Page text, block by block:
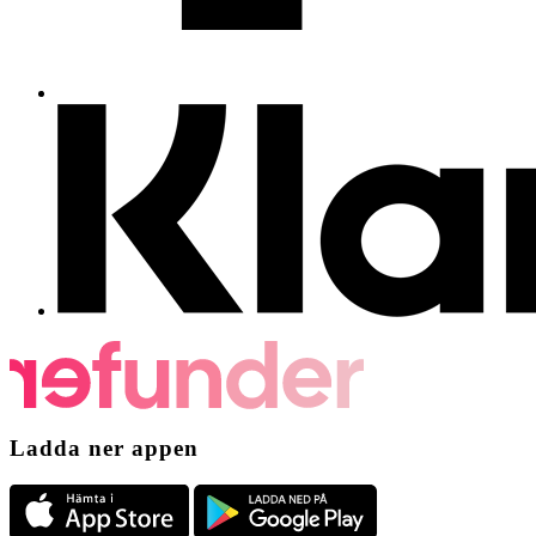
Ladda ner appen